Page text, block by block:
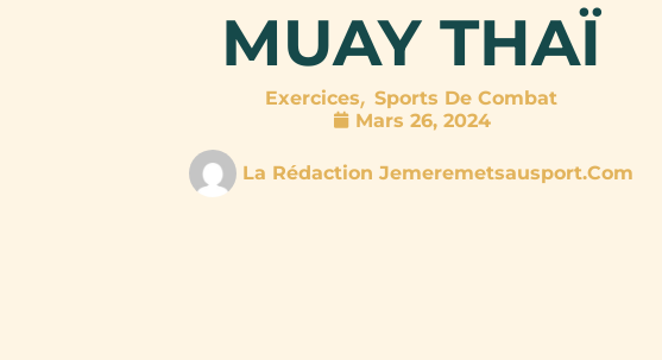
MUAY THAÏ
Exercices, Sports De Combat
Mars 26, 2024
La Rédaction Jemeremetsausport.com